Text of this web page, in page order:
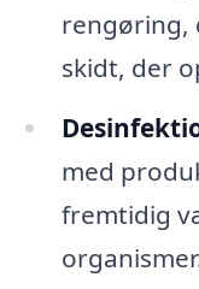
rengøring,
skidt, der
med
fremtidig